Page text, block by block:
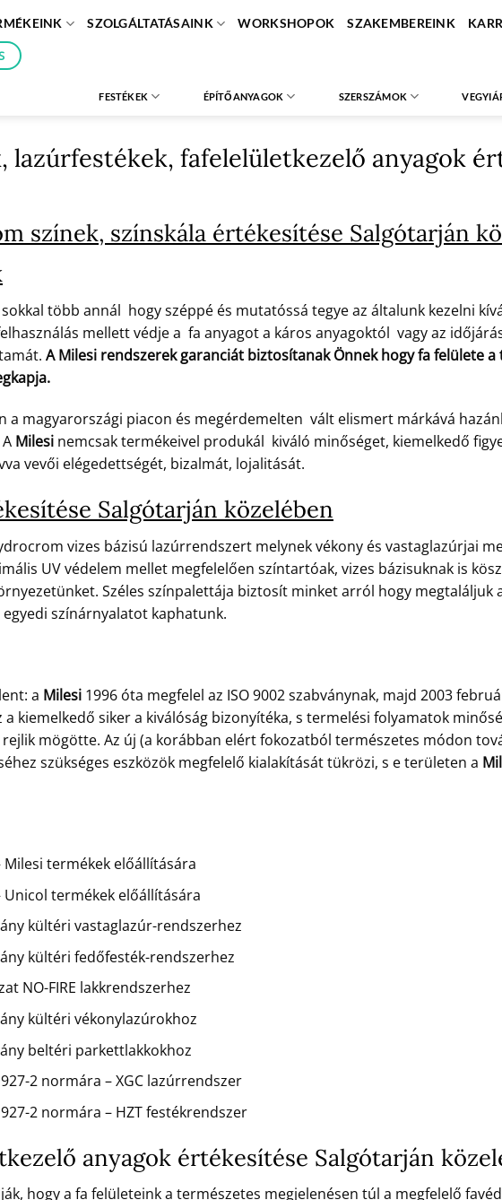
SZOLGÁLTATÁSAINK WORKSHOPOK SZAKEMBEREINK
FESTÉKEK ÉPÍTŐANYAGOK SZERSZÁMOK
lazúrfestékek, fafelelületkezelő anyagok
színek, színskála értékesítése Salgótarján
több annál hogy széppé és mutatóssá tegye az általunk kezelni
mellett védje a fa anyagot a káros anyagoktól vagy az
A Milesi rendszerek garanciát biztosítanak Önnek hogy fa felülete
a magyarországi piacon és megérdemelten vált elismert márkává
Milesi nemcsak termékeivel produkál kiváló minőséget, kiemelkedő
vevői elégedettségét, bizalmát, lojalitását.
Salgótarján közelében
vizes bázisú lazúrrendszert melynek vékony és vastaglazúrjai
UV védelem mellet megfelelően színtartóak, vizes bázisuknak is
Széles színpalettája biztosít minket arról hogy megtaláljuk
színárnyalatot kaphatunk.
a Milesi 1996 óta megfelel az ISO 9002 szabványnak, majd 2003
a kiemelkedő siker a kiválóság bizonyítéka, s termelési folyamatok
mögötte. Az új (a korábban elért fokozatból természetes módon
szükséges eszközök megfelelő kialakítását tükrözi, s e területen a
Milesi termékek előállítására
Unicol termékek előállítására
kültéri vastaglazúr-rendszerhez
kültéri fedőfesték-rendszerhez
NO-FIRE lakkrendszerhez
kültéri vékonylazúrokhoz
beltéri parkettlakkokhoz
2 normára – XGC lazúrrendszer
2 normára – HZT festékrendszer
anyagok értékesítése Salgótarján
hogy a fa felületeink a természetes megjelenésen túl a megfelelő